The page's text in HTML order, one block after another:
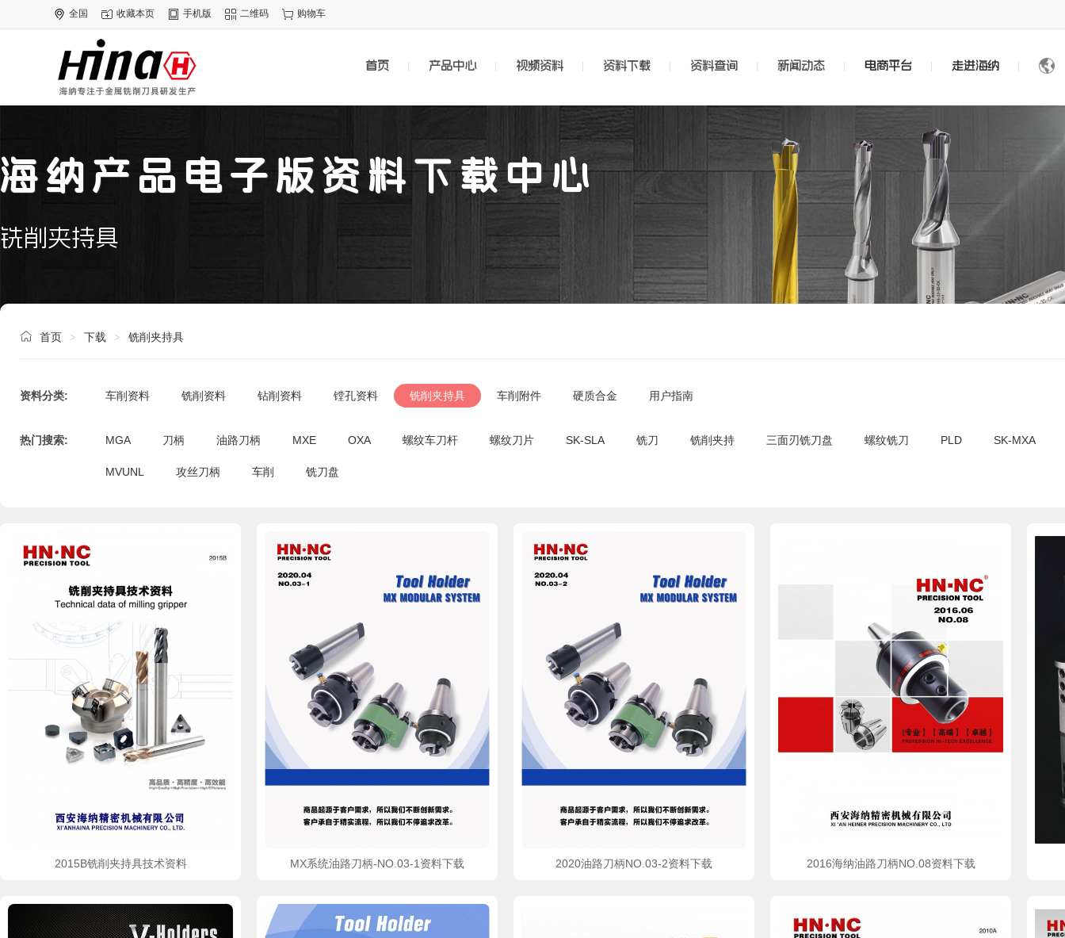
全国 收藏本页 手机版 二维码 购物车
首页 产品中心 视频资料 资料下载 资料查询 新闻动态 电商平台 走进海纳
海纳产品电子版资料下载中心
铣削夹持具
首页 > 下载 > 铣削夹持具
资料分类: 车削资料 铣削资料 钻削资料 镗孔资料 铣削夹持具 车削附件 硬质合金 用户指南
热门搜索: MGA 刀柄 油路刀柄 MXE OXA 螺纹车刀杆 螺纹刀片 SK-SLA 铣刀 铣削夹持 三面刃铣刀盘 螺纹铣刀 PLD SK-MXA
MVUNL 攻丝刀柄 车削 铣刀盘
2015B铣削夹持具技术资料 MX系统油路刀柄-NO.03-1资料下载 2020油路刀柄NO.03-2资料下载 2016海纳油路刀柄NO.08资料下载